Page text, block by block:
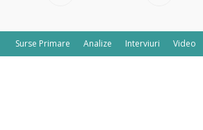
Surse Primare Analize Interviuri Video